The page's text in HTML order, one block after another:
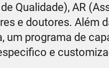
Qualidade), AR
e doutores. Além
um programa de
e